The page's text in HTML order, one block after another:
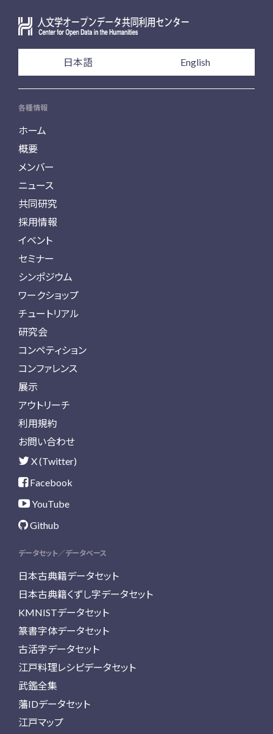
日本語 English
各種情報
ホーム
概要
メンバー
ニュース
共同研究
採用情報
イベント
セミナー
シンポジウム
ワークショップ
チュートリアル
研究会
コンペティション
コンファレンス
展示
アウトリーチ
利用規約
お問い合わせ
X (Twitter)
Facebook
YouTube
Github
データセット／データベース
日本古典籍データセット
日本古典籍くずし字データセット
KMNISTデータセット
篆書字体データセット
古活字データセット
江戸料理レシピデータセット
武鑑全集
藩IDデータセット
江戸マップ